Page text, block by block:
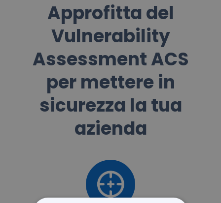
Approfitta del
Vulnerability
Assessment ACS
per mettere in
sicurezza la tua
azienda